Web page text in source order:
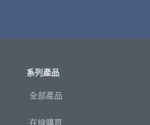
系列產品
全部產品
在線購買